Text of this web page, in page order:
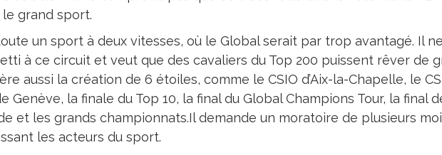
le grand sport.
un sport à deux vitesses, où le Global serait par trop avantagé. Il
à ce circuit et veut que des cavaliers du Top 200 puissent rêver de
aussi la création de 6 étoiles, comme le CSIO d’Aix-la-Chapelle, le
Genève, la finale du Top 10, la final du Global Champions Tour, la final
et les grands championnats.Il demande un moratoire de plusieurs
les acteurs du sport.